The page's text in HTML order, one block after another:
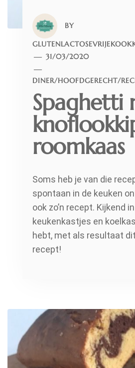
BY
31/03/2020
DINER/HOOFDGERECHT/
Spaghetti
roomkaas
Soms heb je van die
spontaan in de keuken
ook zo’n recept. Kijkend
keukenkastjes en
hebt, met als resultaat
recept!